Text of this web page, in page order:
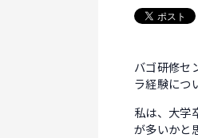
バゴ研修セ
ラ経験につ
私は、大学
が多いかと